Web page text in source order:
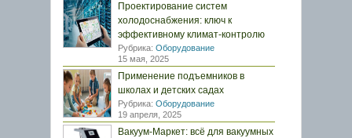
Проектирование систем
холодоснабжения: ключ к
эффективному климат-контролю
Рубрика: Оборудование
15 мая, 2025
Применение подъемников в
школах и детских садах
Рубрика: Оборудование
19 апреля, 2025
Вакуум-Маркет: всё для вакуумных